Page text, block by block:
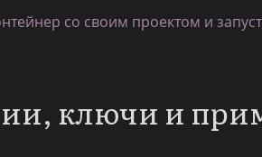
со своим проектом и
ключи и